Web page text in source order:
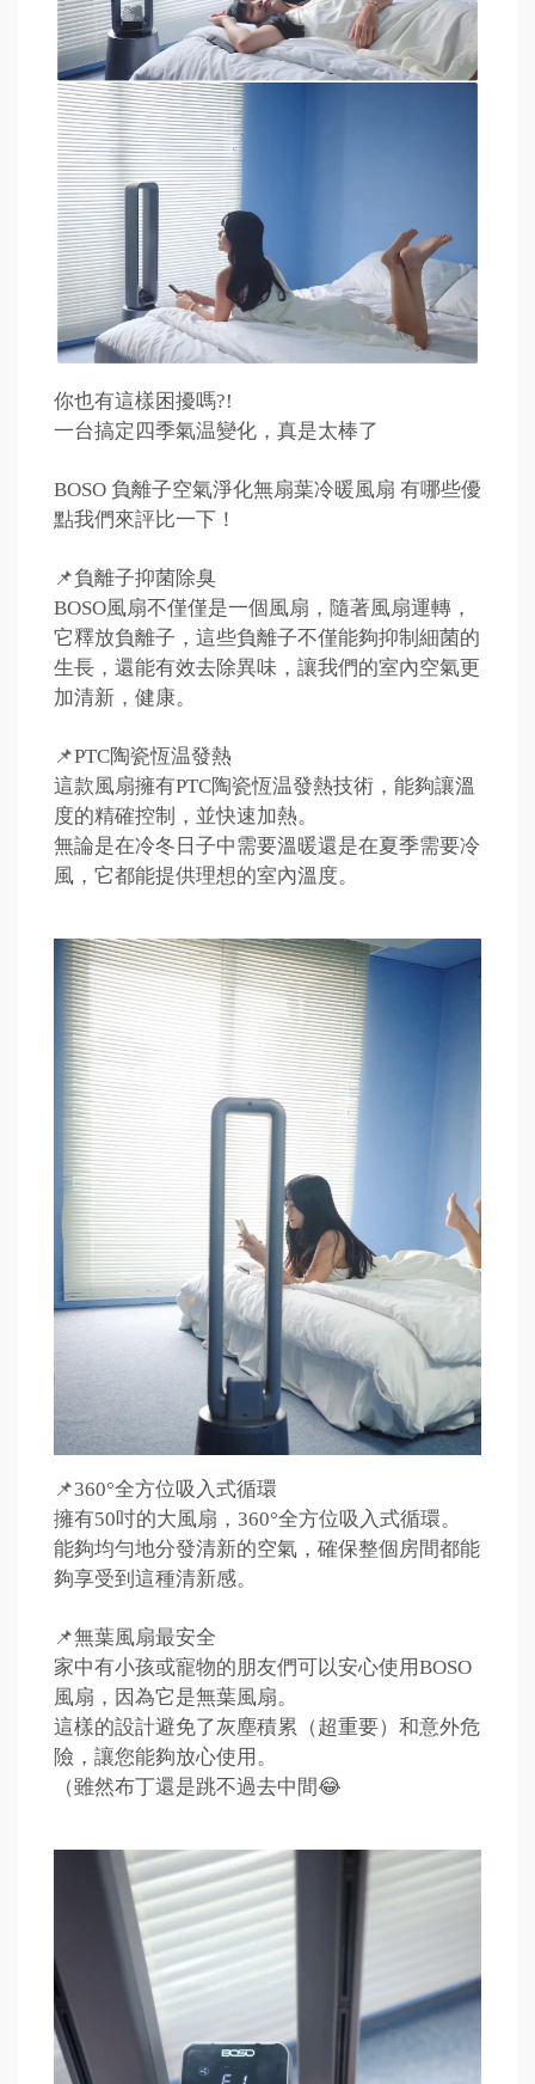
你也有這樣困擾嗎?!
一台搞定四季氣温變化，真是太棒了
BOSO 負離子空氣淨化無扇葉冷暖風扇 有哪些優
點我們來評比一下！
📌負離子抑菌除臭
BOSO風扇不僅僅是一個風扇，隨著風扇運轉，
它釋放負離子，這些負離子不僅能夠抑制細菌的
生長，還能有效去除異味，讓我們的室內空氣更
加清新，健康。
📌PTC陶瓷恆温發熱
這款風扇擁有PTC陶瓷恆温發熱技術，能夠讓溫
度的精確控制，並快速加熱。
無論是在冷冬日子中需要溫暖還是在夏季需要冷
風，它都能提供理想的室內溫度。
📌360°全方位吸入式循環
擁有50吋的大風扇，360°全方位吸入式循環。
能夠均勻地分發清新的空氣，確保整個房間都能
夠享受到這種清新感。
📌無葉風扇最安全
家中有小孩或寵物的朋友們可以安心使用BOSO
風扇，因為它是無葉風扇。
這樣的設計避免了灰塵積累（超重要）和意外危
險，讓您能夠放心使用。
（雖然布丁還是跳不過去中間😂